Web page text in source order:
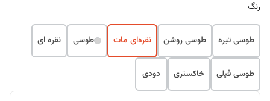
رنگ
طوسی تیره طوسی روشن نقره‌ای مات طوسی نقره ای
طوسی فیلی خاکستری دودی